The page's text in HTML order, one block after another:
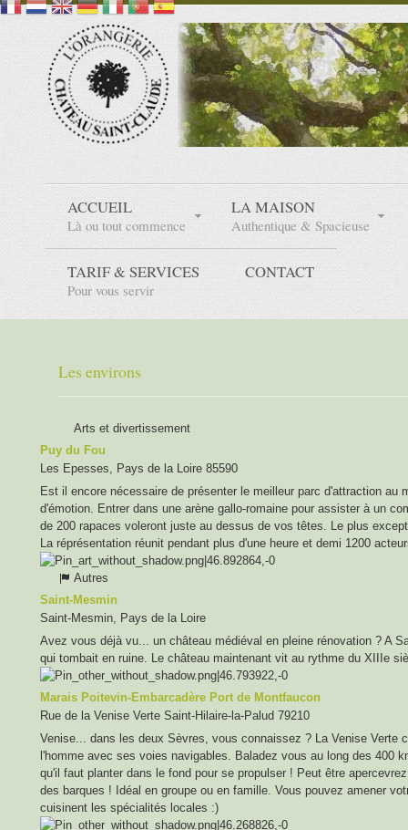
ACCUEIL
Là ou tout commence
LA MAISON
Authentique & Spacieuse
TARIF & SERVICES
Pour vous servir
CONTACT
Les environs
Arts et divertissement
Puy du Fou
Les Epesses, Pays de la Loire 85590
Est il encore nécessaire de présenter le meilleur parc d'attraction
d'émotion. Entrer dans une arène gallo-romaine pour assister à un
de 200 rapaces voleront juste au dessus de vos têtes. Le plus
La réprésentation réunit pendant plus d'une heure et demi 1200
Autres
Saint-Mesmin
Saint-Mesmin, Pays de la Loire
Avez vous déjà vu... un château médiéval en pleine rénovation ? A
qui tombait en ruine. Le château maintenant vit au rythme du XIIIe
Marais Poitevin-Embarcadère Port de Montfaucon
Rue de la Venise Verte Saint-Hilaire-la-Palud 79210
Venise... dans les deux Sèvres, vous connaissez ? La Venise Verte
l'homme avec ses voies navigables. Baladez vous au long des 400
qu'il faut planter dans le fond pour se propulser ! Peut être
des barques ! Idéal en groupe ou en famille. Vous pouvez amener
cuisinent les spécialités locales :)